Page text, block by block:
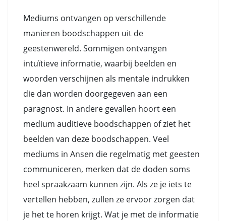
Mediums ontvangen op verschillende
manieren boodschappen uit de
geestenwereld. Sommigen ontvangen
intuïtieve informatie, waarbij beelden en
woorden verschijnen als mentale indrukken
die dan worden doorgegeven aan een
paragnost. In andere gevallen hoort een
medium auditieve boodschappen of ziet het
beelden van deze boodschappen. Veel
mediums in Ansen die regelmatig met geesten
communiceren, merken dat de doden soms
heel spraakzaam kunnen zijn. Als ze je iets te
vertellen hebben, zullen ze ervoor zorgen dat
je het te horen krijgt. Wat je met de informatie